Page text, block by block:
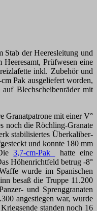
der Heeresleitung und
Prüfwesen eine
inkl. Zubehör und
Pak ausgeliefert worden,
Blechscheibenräder mit
Granatpatrone mit einer V°
noch die Röchling-Granate
stabilisiertes Überkaliber-
und konnte 180 mm
3,7-cm-Pak
hatte eine
Höhenrichtfeld betrug -8°
wurde im Spanischen
besaß die Truppe 11.200
und Sprenggranaten
angestiegen war, wurde
standen noch 16